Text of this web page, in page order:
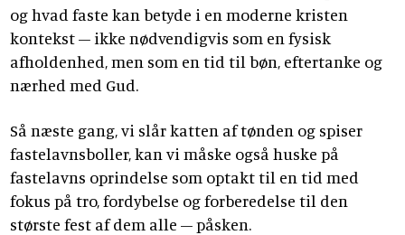
og hvad faste kan betyde i en moderne kristen
kontekst – ikke nødvendigvis som en fysisk
afholdenhed, men som en tid til bøn, eftertanke og
nærhed med Gud.
Så næste gang, vi slår katten af tønden og spiser
fastelavnsboller, kan vi måske også huske på
fastelavns oprindelse som optakt til en tid med
fokus på tro, fordybelse og forberedelse til den
største fest af dem alle – påsken.